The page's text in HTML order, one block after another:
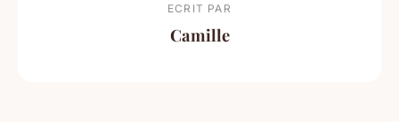
ECRIT PAR
Camille